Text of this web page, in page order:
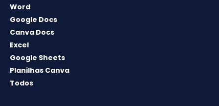
Word
Google Docs
Canva Docs
Excel
Google Sheets
Planilhas Canva
Todos